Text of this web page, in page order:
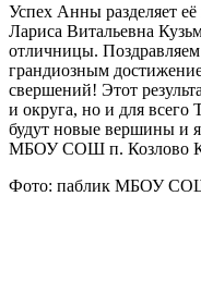
Успех Анны разделяет
Лариса Витальевна
отличницы.
грандиозным
свершений! Этот
и округа, но и для всего
будут новые вершины и
МБОУ СОШ п. Козлово
Фото: паблик МБОУ